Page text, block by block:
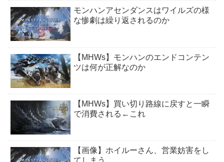
モンハンアセンダンスはワイルズの様
な惨劇は繰り返されるのか
【MHWs】モンハンのエンドコンテン
ツは何が正解なのか
【MHWs】買い切り路線に戻すと一瞬
で消費される←これ
【画像】ホイルーさん、営業妨害をし